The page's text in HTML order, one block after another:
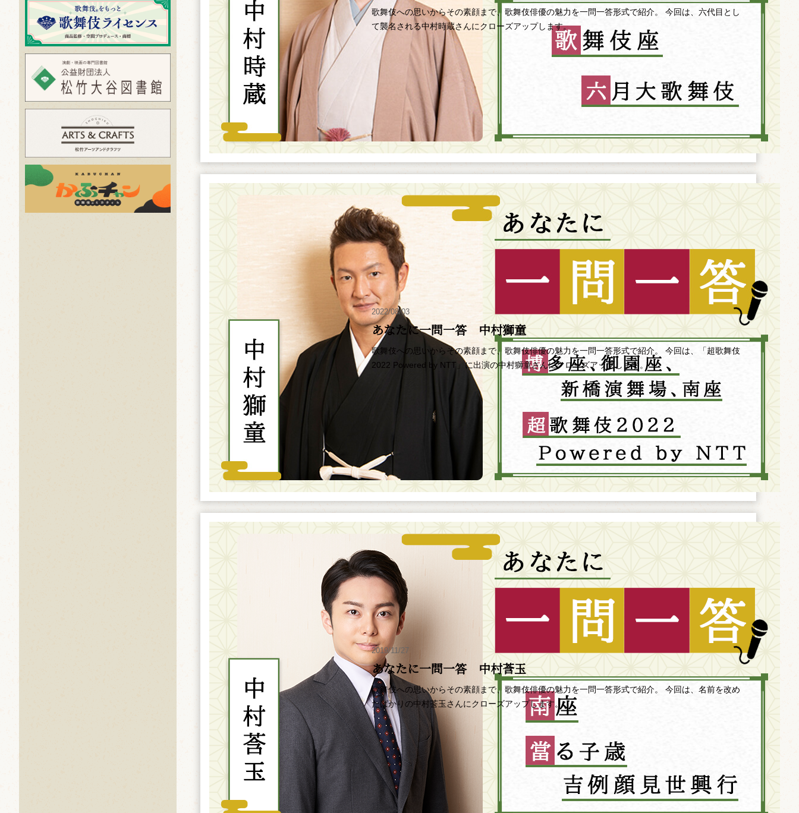
歌舞伎への思いからその素顔まで、歌舞伎俳優の魅力を一問一答形式で紹介。 今回は、六代目とし
て襲名される中村時蔵さんにクローズアップします。
2022/08/03
あなたに一問一答 中村獅童
歌舞伎への思いからその素顔まで、歌舞伎俳優の魅力を一問一答形式で紹介。 今回は、「超歌舞伎
2022 Powered by NTT」に出演の中村獅童さんにクローズアップします。
2019/11/27
あなたに一問一答 中村莟玉
歌舞伎への思いからその素顔まで、歌舞伎俳優の魅力を一問一答形式で紹介。 今回は、名前を改め
たばかりの中村莟玉さんにクローズアップします。